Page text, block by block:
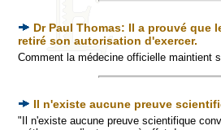
Dr Paul Thomas: Il a prouvé que
retiré son autorisation d'exercer.
Comment la médecine officielle maintient
Il n'existe aucune preuve
"Il n'existe aucune preuve scientifique